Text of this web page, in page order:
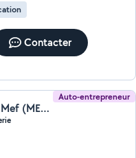
Contacter
Auto-entrepreneur
Hygiène Provence Mef (MEF HYGIENE PROVENCE)